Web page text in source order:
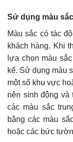
Sử dụng màu
Màu sắc có tác
khách hàng. Khi
lựa chọn màu
kế. Sử dụng màu
một số khu vực
nên sinh động
các màu sắc
bằng các màu
hoặc các bức